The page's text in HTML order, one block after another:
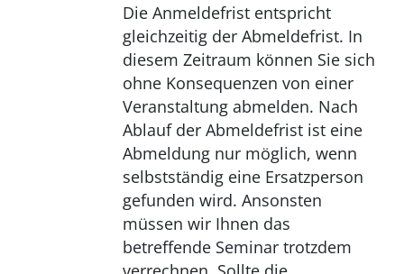
Die Anmeldefrist entspricht
gleichzeitig der Abmeldefrist. In
diesem Zeitraum können Sie sich
ohne Konsequenzen von einer
Veranstaltung abmelden. Nach
Ablauf der Abmeldefrist ist eine
Abmeldung nur möglich, wenn
selbstständig eine Ersatzperson
gefunden wird. Ansonsten
müssen wir Ihnen das
betreffende Seminar trotzdem